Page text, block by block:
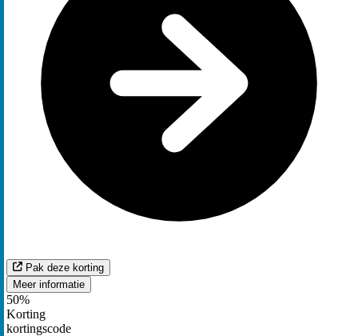
Pak deze korting
Meer informatie
50%
Korting
kortingscode